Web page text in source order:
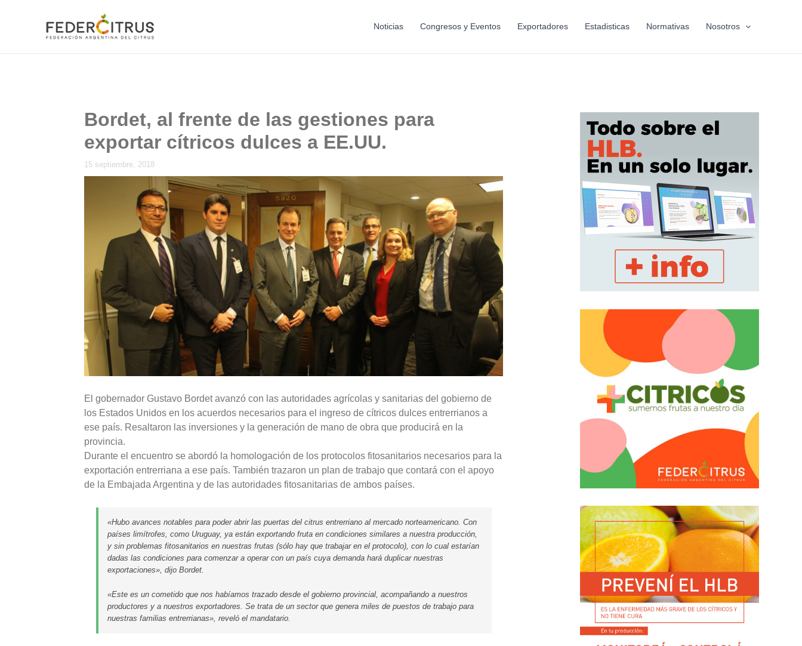
Noticias Congresos y Eventos Exportadores Estadisticas Normativas Nosotros
Bordet, al frente de las gestiones para
exportar cítricos dulces a EE.UU.
15 septiembre, 2018
El gobernador Gustavo Bordet avanzó con las autoridades agrícolas y sanitarias del gobierno de
los Estados Unidos en los acuerdos necesarios para el ingreso de cítricos dulces entrerrianos a
ese país. Resaltaron las inversiones y la generación de mano de obra que producirá en la
provincia.
Durante el encuentro se abordó la homologación de los protocolos fitosanitarios necesarios para la
exportación entrerriana a ese país. También trazaron un plan de trabajo que contará con el apoyo
de la Embajada Argentina y de las autoridades fitosanitarias de ambos países.
«Hubo avances notables para poder abrir las puertas del citrus entrerriano al mercado norteamericano. Con
países limítrofes, como Uruguay, ya están exportando fruta en condiciones similares a nuestra producción,
y sin problemas fitosanitarios en nuestras frutas (sólo hay que trabajar en el protocolo), con lo cual estarían
dadas las condiciones para comenzar a operar con un país cuya demanda hará duplicar nuestras
exportaciones», dijo Bordet.
«Este es un cometido que nos habíamos trazado desde el gobierno provincial, acompañando a nuestros
productores y a nuestros exportadores. Se trata de un sector que genera miles de puestos de trabajo para
nuestras familias entrerrianas», reveló el mandatario.